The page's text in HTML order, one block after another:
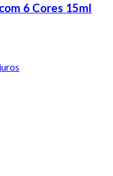
6 Cores 15ml